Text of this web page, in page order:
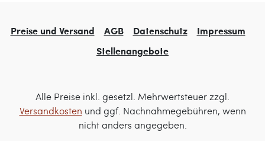
Preise und Versand AGB Datenschutz
Impressum
Stellenangebote
Alle Preise inkl. gesetzl. Mehrwertsteuer zzgl.
Versandkosten und ggf. Nachnahmegebühren, wenn
nicht anders angegeben.